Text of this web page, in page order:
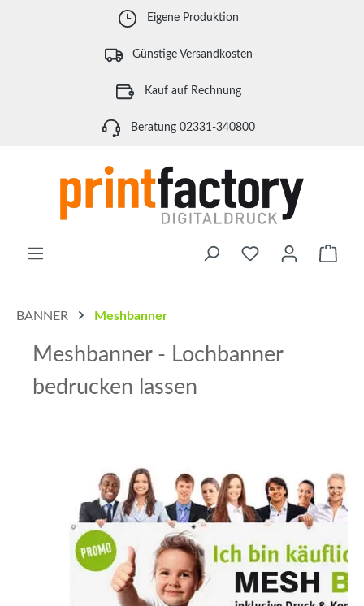
Zum Hauptinhalt springen Eigene Produktion
Günstige Versandkosten
Kauf auf Rechnung
Beratung 02331-340800
BANNER Meshbanner
Meshbanner - Lochbanner
bedrucken lassen